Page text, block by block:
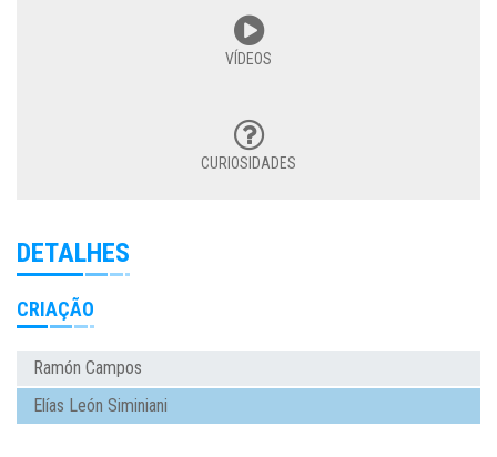
VÍDEOS
CURIOSIDADES
DETALHES
CRIAÇÃO
Ramón Campos
Elías León Siminiani